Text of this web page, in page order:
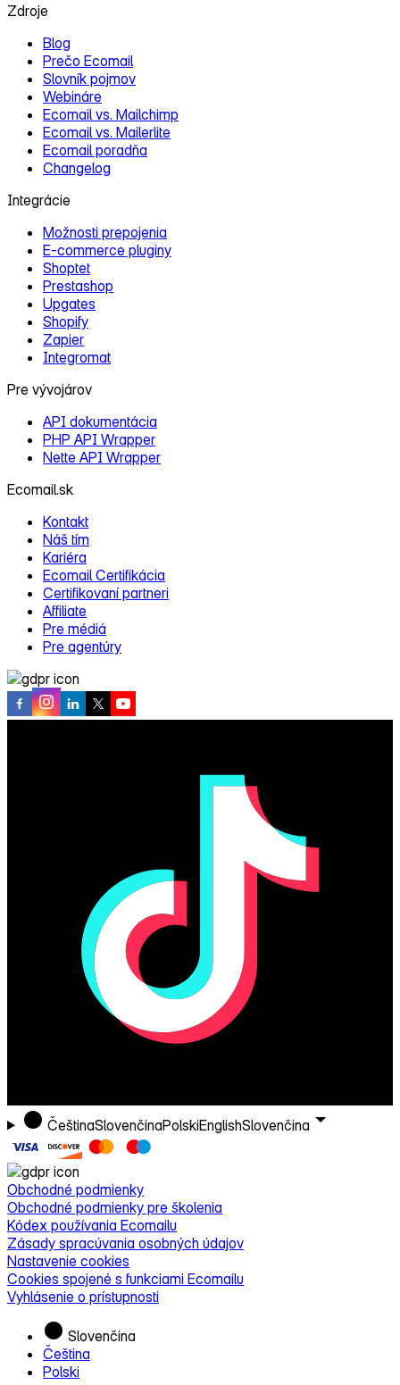
Zdroje
Blog
Prečo Ecomail
Slovník pojmov
Webináre
Ecomail vs. Mailchimp
Ecomail vs. Mailerlite
Ecomail poradňa
Changelog
Integrácie
Možnosti prepojenia
E‑commerce pluginy
Shoptet
Prestashop
Upgates
Shopify
Zapier
Integromat
Pre vývojárov
API dokumentácia
PHP API Wrapper
Nette API Wrapper
Ecomail.sk
Kontakt
Náš tím
Kariéra
Ecomail Certifikácia
Certifikovaní partneri
Affiliate
Pre médiá
Pre agentúry
ČeštinaSlovenčinaPolskiEnglishSlovenčina
Obchodné podmienky
Obchodné podmienky pre školenia
Kódex používania Ecomailu
Zásady spracúvania osobných údajov
Nastavenie cookies
Cookies spojené s funkciami Ecomailu
Vyhlásenie o prístupnosti
Slovenčina
Čeština
Polski